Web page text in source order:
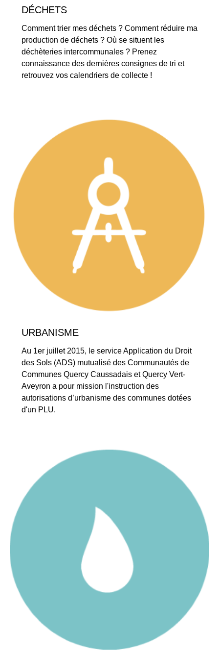
DÉCHETS
Comment trier mes déchets ? Comment réduire ma
production de déchets ? Où se situent les
déchèteries intercommunales ? Prenez
connaissance des dernières consignes de tri et
retrouvez vos calendriers de collecte !
URBANISME
Au 1er juillet 2015, le service Application du Droit
des Sols (ADS) mutualisé des Communautés de
Communes Quercy Caussadais et Quercy Vert-
Aveyron a pour mission l'instruction des
autorisations d’urbanisme des communes dotées
d'un PLU.